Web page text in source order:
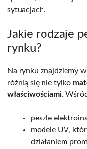
sytuacjach.
Jakie rodzaje
rynku?
Na rynku znajdziemy
różnią się nie tylko
właściwościami.
peszle
modele UV,
działaniem